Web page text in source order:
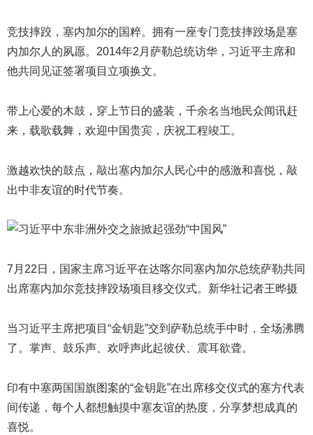
竞技摔跤，塞内加尔的国粹。拥有一座专门竞技摔跤场是塞
内加尔人的夙愿。2014年2月萨勒总统访华，习近平主席和
他共同见证签署项目立项换文。
带上心爱的木鼓，穿上节日的盛装，千余名当地民众闻讯赶
来，载歌载舞，欢迎中国贵宾，庆祝工程竣工。
激越欢快的鼓点，敲出塞内加尔人民心中的感激和喜悦，敲
出中非友谊的时代节奏。
7月22日，国家主席习近平在达喀尔同塞内加尔总统萨勒共同
出席塞内加尔竞技摔跤场项目移交仪式。新华社记者王晔摄
当习近平主席把项目“金钥匙”交到萨勒总统手中时，全场沸腾
了。掌声、鼓乐声、欢呼声此起彼伏、震耳欲聋。
印有中塞两国国旗图案的“金钥匙”在出席移交仪式的塞方代表
间传递，每个人都想触摸中塞友谊的热度，分享梦想成真的
喜悦。